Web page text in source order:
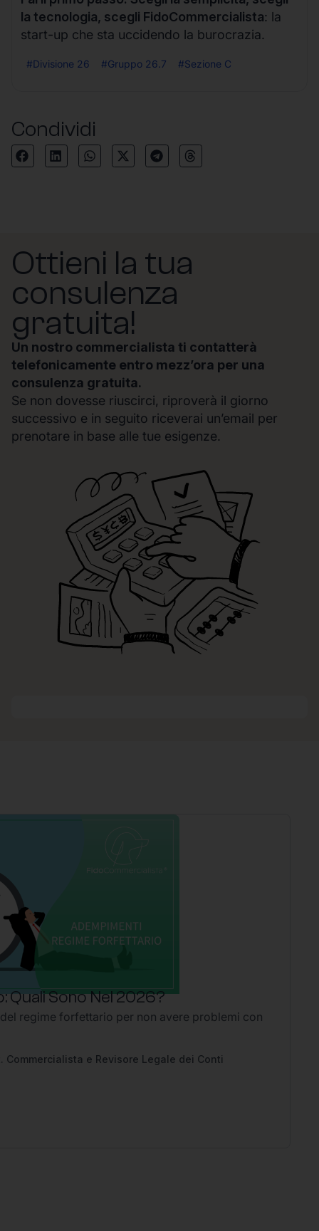
la tecnologia, scegli FidoCommercialista: la
start-up che sta uccidendo la burocrazia.
#Divisione 26 #Gruppo 26.7 #Sezione C
Condividi
Ottieni la tua
consulenza
gratuita!
Un nostro commercialista ti contatterà
telefonicamente entro mezz’ora per una
consulenza gratuita.
Se non dovesse riuscirci, riproverà il giorno
successivo e in seguito riceverai un’email per
prenotare in base alle tue esigenze.
Sono Nel 2026?
regime forfettario per non avere problemi con
Commercialista e Revisore Legale dei Conti